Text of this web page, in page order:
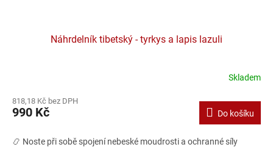
Náhrdelník tibetský - tyrkys a lapis lazuli
Skladem
818,18 Kč bez DPH
990 Kč Do košíku
📿 Noste při sobě spojení nebeské moudrosti a ochranné síly